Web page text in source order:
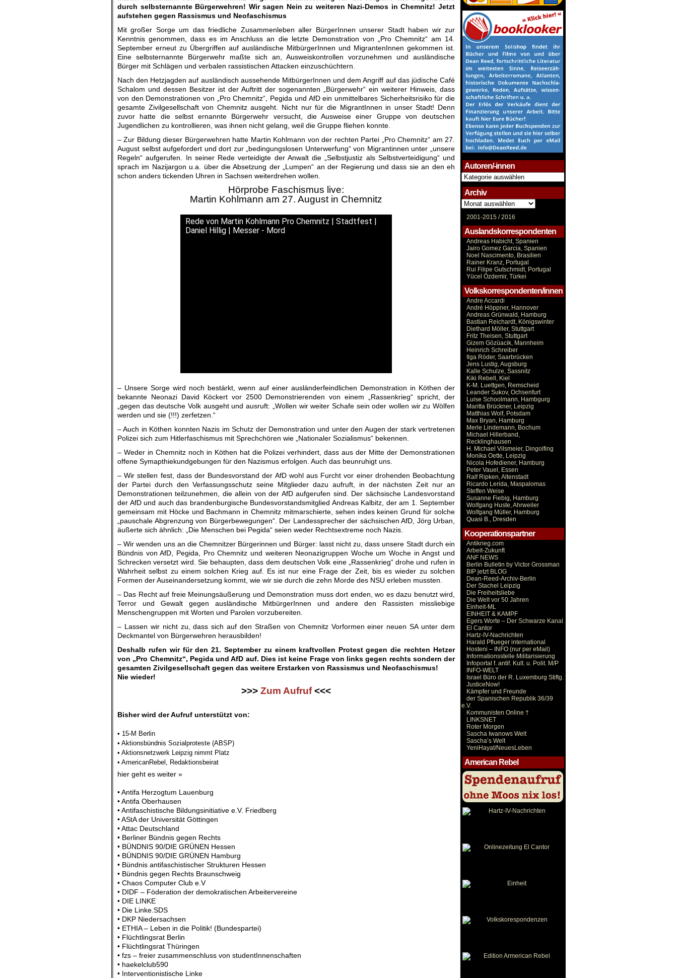
durch selbsternannte Bürgerwehren! Wir sagen Nein zu weiteren Nazi-Demos in Chemnitz! Jetzt
aufstehen gegen Rassismus und Neofaschismus
Mit großer Sorge um das friedliche Zusammenleben aller BürgerInnen unserer Stadt haben wir zur
Kenntnis genommen, dass es im Anschluss an die letzte Demonstration von „Pro Chemnitz“ am 14.
September erneut zu Übergriffen auf ausländische MitbürgerInnen und MigrantenInnen gekommen ist.
Eine selbsternannte Bürgerwehr maßte sich an, Ausweiskontrollen vorzunehmen und ausländische
Bürger mit Schlägen und verbalen rassistischen Attacken einzuschüchtern.
Nach den Hetzjagden auf ausländisch aussehende MitbürgerInnen und dem Angriff auf das jüdische Café
Schalom und dessen Besitzer ist der Auftritt der sogenannten „Bürgerwehr“ ein weiterer Hinweis, dass
von den Demonstrationen von „Pro Chemnitz“, Pegida und AfD ein unmittelbares Sicherheitsrisiko für die
gesamte Zivilgesellschaft von Chemnitz ausgeht. Nicht nur für die MigrantInnen in unser Stadt! Denn
zuvor hatte die selbst ernannte Bürgerwehr versucht, die Ausweise einer Gruppe von deutschen
Jugendlichen zu kontrollieren, was ihnen nicht gelang, weil die Gruppe fliehen konnte.
– Zur Bildung dieser Bürgerwehren hatte Martin Kohlmann von der rechten Partei „Pro Chemnitz“ am 27.
August selbst aufgefordert und dort zur „bedingungslosen Unterwerfung“ von Migrantinnen unter „unsere
Regeln“ aufgerufen. In seiner Rede verteidigte der Anwalt die „Selbstjustiz als Selbstverteidigung“ und
sprach im Nazijargon u.a. über die Absetzung der „Lumpen“ an der Regierung und dass sie an den eh
schon anders tickenden Uhren in Sachsen weiterdrehen wollen.
Hörprobe Faschismus live:
Martin Kohlmann am 27. August in Chemnitz
Rede von Martin Kohlmann Pro Chemnitz | Stadtfest |
Daniel Hillig | Messer - Mord
– Unsere Sorge wird noch bestärkt, wenn auf einer ausländerfeindlichen Demonstration in Köthen der
bekannte Neonazi David Köckert vor 2500 Demonstrierenden von einem „Rassenkrieg“ spricht, der
„gegen das deutsche Volk ausgeht und ausruft: „Wollen wir weiter Schafe sein oder wollen wir zu Wölfen
werden und sie (!!!) zerfetzen.“
– Auch in Köthen konnten Nazis im Schutz der Demonstration und unter den Augen der stark vertretenen
Polizei sich zum Hitlerfaschismus mit Sprechchören wie „Nationaler Sozialismus“ bekennen.
– Weder in Chemnitz noch in Köthen hat die Polizei verhindert, dass aus der Mitte der Demonstrationen
offene Symapthiekundgebungen für den Nazismus erfolgen. Auch das beunruhigt uns.
– Wir stellen fest, dass der Bundesvorstand der AfD wohl aus Furcht vor einer drohenden Beobachtung
der Partei durch den Verfassungsschutz seine Mitglieder dazu aufruft, in der nächsten Zeit nur an
Demonstrationen teilzunehmen, die allein von der AfD aufgerufen sind. Der sächsische Landesvorstand
der AfD und auch das brandenburgische Bundesvorstandsmitglied Andreas Kalbitz, der am 1. September
gemeinsam mit Höcke und Bachmann in Chemnitz mitmarschierte, sehen indes keinen Grund für solche
„pauschale Abgrenzung von Bürgerbewegungen“. Der Landessprecher der sächsischen AfD, Jörg Urban,
äußerte sich ähnlich: „Die Menschen bei Pegida“ seien weder Rechtsextreme noch Nazis.
– Wir wenden uns an die Chemnitzer Bürgerinnen und Bürger: lasst nicht zu, dass unsere Stadt durch ein
Bündnis von AfD, Pegida, Pro Chemnitz und weiteren Neonazigruppen Woche um Woche in Angst und
Schrecken versetzt wird. Sie behaupten, dass dem deutschen Volk eine „Rassenkrieg“ drohe und rufen in
Wahrheit selbst zu einem solchen Krieg auf. Es ist nur eine Frage der Zeit, bis es wieder zu solchen
Formen der Auseinandersetzung kommt, wie wir sie durch die zehn Morde des NSU erleben mussten.
– Das Recht auf freie Meinungsäußerung und Demonstration muss dort enden, wo es dazu benutzt wird,
Terror und Gewalt gegen ausländische MitbürgerInnen und andere den Rassisten missliebige
Menschengruppen mit Worten und Parolen vorzubereiten.
– Lassen wir nicht zu, dass sich auf den Straßen von Chemnitz Vorformen einer neuen SA unter dem
Deckmantel von Bürgerwehren herausbilden!
Deshalb rufen wir für den 21. September zu einem kraftvollen Protest gegen die rechten Hetzer
von „Pro Chemnitz“, Pegida und AfD auf. Dies ist keine Frage von links gegen rechts sondern der
gesamten Zivilgesellschaft gegen das weitere Erstarken von Rassismus und Neofaschismus!
Nie wieder!
>>> Zum Aufruf<<<
Bisher wird der Aufruf unterstützt von:
• 15-M Berlin
• Aktionsbündnis Sozialproteste (ABSP)
• Aktionsnetzwerk Leipzig nimmt Platz
• AmericanRebel, Redaktionsbeirat
hier geht es weiter »
• Antifa Herzogtum Lauenburg
• Antifa Oberhausen
• Antifaschistische Bildungsinitiative e.V. Friedberg
• AStA der Universität Göttingen
• Attac Deutschland
• Berliner Bündnis gegen Rechts
• BÜNDNIS 90/DIE GRÜNEN Hessen
• BÜNDNIS 90/DIE GRÜNEN Hamburg
• Bündnis antifaschistischer Strukturen Hessen
• Bündnis gegen Rechts Braunschweig
• Chaos Computer Club e.V
• DIDF – Föderation der demokratischen Arbeitervereine
• DIE LINKE
• Die Linke.SDS
• DKP Niedersachsen
• ETHIA – Leben in die Politik! (Bundespartei)
• Flüchtlingsrat Berlin
• Flüchtlingsrat Thüringen
• fzs – freier zusammenschluss von studentInnenschaften
• haekelclub590
• Interventionistische Linke
Autoren/-innen
Autoren/-
innen
Archiv
Archiv
2001-2015 /2016
Auslandskorrespondenten
Andreas Habicht, Spanien
Jairo Gomez Garcia, Spanien
Noel Nascimento, Brasilien
Rainer Kranz, Portugal
Rui Filipe Gutschmidt, Portugal
Yücel Özdemir, Türkei
Volkskorrespondenten/innen
Andre Accardi
André Höppner, Hannover
Andreas Grünwald, Hamburg
Bastian Reichardt, Königswinter
Diethard Möller, Stuttgart
Fritz Theisen, Stuttgart
Gizem Gözüacik, Mannheim
Heinrich Schreiber
Ilga Röder, Saarbrücken
Jens Lustig, Augsburg
Kalle Schulze, Sassnitz
Kiki Rebell, Kiel
K-M. Luettgen, Remscheid
Leander Sukov, Ochsenfurt
Luise Schoolmann, Hambgurg
Maritta Brückner, Leipzig
Matthias Wolf, Potsdam
Max Bryan, Hamburg
Merle Lindemann, Bochum
Michael Hillerband,
Recklinghausen
H. Michael Vilsmeier, Dingolfing
Monika Oette, Leipzig
Nicola Hofediener, Hamburg
Peter Vauel, Essen
Ralf Ripken, Altenstadt
Ricardo Lerida, Maspalomas
Steffen Weise
Susanne Fiebig, Hamburg
Wolfgang Huste, Ahrweiler
Wolfgang Müller, Hamburg
Quasi B., Dresden
Kooperationspartner
Antikrieg.com
Arbeit-Zukunft
ANF NEWS
Berlin Bulletin by Victor Grossman
BIP jetzt BLOG
Dean-Reed-Archiv-Berlin
Der Stachel Leipzig
Die Freiheitsliebe
Die Welt vor 50 Jahren
Einheit-ML
EINHEIT & KAMPF
Egers Worte – Der Schwarze Kanal
El Cantor
Hartz-IV-Nachrichten
Harald Pflueger international
Hosteni – INFO (nur per eMail)
Informationsstelle Militarisierung
Infoportal f. antif. Kult. u. Polit. M/P
INFO-WELT
Israel Büro der R. Luxemburg Stiftg.
JusticeNow!
Kämpfer und Freunde
der Spanischen Republik 36/39
e.V.
Kommunisten Online †
LINKSNET
Roter Morgen
Sascha Iwanows Welt
Sascha’s Welt
YeniHayat/NeuesLeben
American Rebel